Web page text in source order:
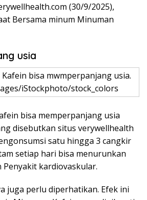
(30/9/2025),
Bersama minum Minuman
usia
bisa mwmperpanjang usia.
iStockphoto/stock_colors
bisa memperpanjang usia
disebutkan situs verywellhealth
satu hingga 3 cangkir
setiap hari bisa menurunkan
kardiovaskular.
juga perlu diperhatikan. Efek ini